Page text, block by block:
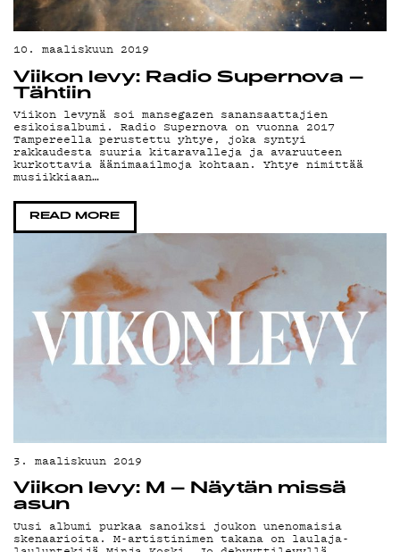
10. maaliskuun 2019
Viikon levy: Radio Supernova –
Tähtiin
Viikon levynä soi mansegazen sanansaattajien
esikoisalbumi. Radio Supernova on vuonna 2017
Tampereella perustettu yhtye, joka syntyi
rakkaudesta suuria kitaravalleja ja avaruuteen
kurkottavia äänimaailmoja kohtaan. Yhtye nimittää
musiikkiaan…
READ MORE
3. maaliskuun 2019
Viikon levy: M – Näytän missä
asun
Uusi albumi purkaa sanoiksi joukon unenomaisia
skenaarioita. M-artistinimen takana on laulaja-